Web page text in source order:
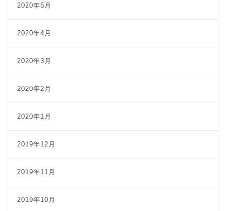
2020年5月
2020年4月
2020年3月
2020年2月
2020年1月
2019年12月
2019年11月
2019年10月